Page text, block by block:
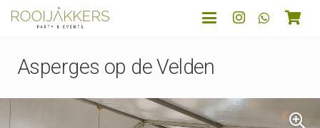
Asperges op de Velden